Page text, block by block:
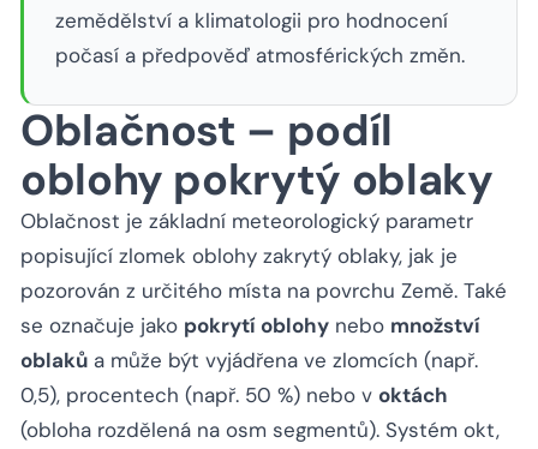
zemědělství a klimatologii pro hodnocení
počasí a předpověď atmosférických změn.
Oblačnost – podíl
oblohy pokrytý oblaky
Oblačnost je základní meteorologický parametr
popisující zlomek oblohy zakrytý oblaky, jak je
pozorován z určitého místa na povrchu Země. Také
se označuje jako pokrytí oblohy nebo množství
oblaků a může být vyjádřena ve zlomcích (např.
0,5), procentech (např. 50 %) nebo v oktách
(obloha rozdělená na osm segmentů). Systém okt,